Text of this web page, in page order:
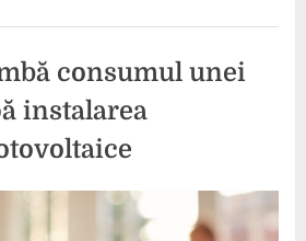
consumul unei
instalarea